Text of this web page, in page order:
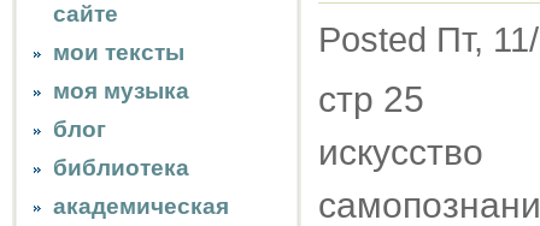
сайте
мои тексты
моя музыка
блог
библиотека
академическая
Posted Пт,
стр 25